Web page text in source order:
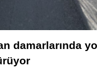
Değeri,
Hacı Mustafa
damarlarında